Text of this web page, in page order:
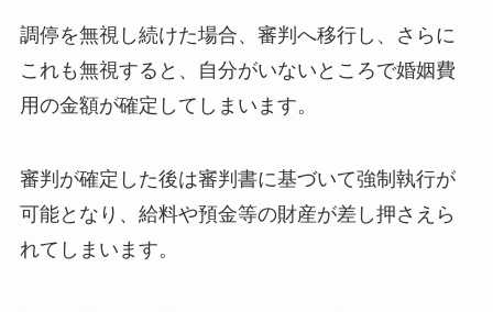
調停を無視し続けた場合、審判へ移行し、さらに
これも無視すると、自分がいないところで婚姻費
用の金額が確定してしまいます。
審判が確定した後は審判書に基づいて強制執行が
可能となり、給料や預金等の財産が差し押さえら
れてしまいます。